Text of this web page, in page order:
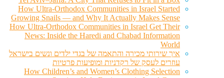
How Ultra-Orthodox Communities in Israel Started
Growing Snails — and Why It Actually Makes Sense
How Ultra-Orthodox Communities in Israel Get Their
News: Inside the Haredi and Chabad Information
World
איך שירותי מכירה והתאמה של בגדי ילדים ונשים בישראל
עוזרים לעסק של רקדניות ומופיעות פרטיות
How Children’s and Women’s Clothing Selection